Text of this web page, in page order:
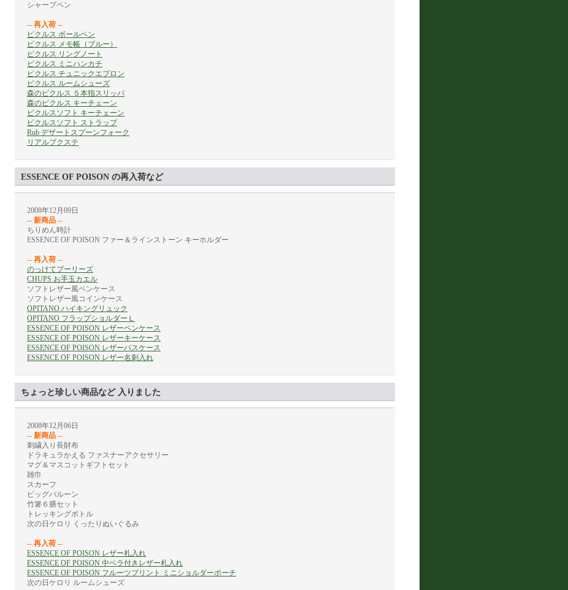
シャープペン
-- 再入荷 --
ピクルス ボールペン
ピクルス メモ帳（ブルー）
ピクルス リングノート
ピクルス ミニハンカチ
ピクルス チュニックエプロン
ピクルス ルームシューズ
森のピクルス ５本指スリッパ
森のピクルス キーチェーン
ピクルスソフト キーチェーン
ピクルスソフト ストラップ
Rub デザートスプーンフォーク
リアルプクステ
ESSENCE OF POISON の再入荷など
2008年12月09日
-- 新商品 --
ちりめん時計
ESSENCE OF POISON ファー＆ラインストーン キーホルダー
-- 再入荷 --
のっけてプーリーズ
CHUPS お手玉カエル
ソフトレザー風ペンケース
ソフトレザー風コインケース
OPITANO ハイキングリュック
OPITANO フラップショルダーＬ
ESSENCE OF POISON レザーペンケース
ESSENCE OF POISON レザーキーケース
ESSENCE OF POISON レザーパスケース
ESSENCE OF POISON レザー名刺入れ
ちょっと珍しい商品など 入りました
2008年12月06日
-- 新商品 --
刺繍入り長財布
ドラキュラかえる ファスナーアクセサリー
マグ＆マスコットギフトセット
雑巾
スカーフ
ビッグバルーン
竹箸６膳セット
トレッキングボトル
次の日ケロリ くったりぬいぐるみ
-- 再入荷 --
ESSENCE OF POISON レザー札入れ
ESSENCE OF POISON 中ベラ付きレザー札入れ
ESSENCE OF POISON フルーツプリント ミニショルダーポーチ
次の日ケロリ ルームシューズ